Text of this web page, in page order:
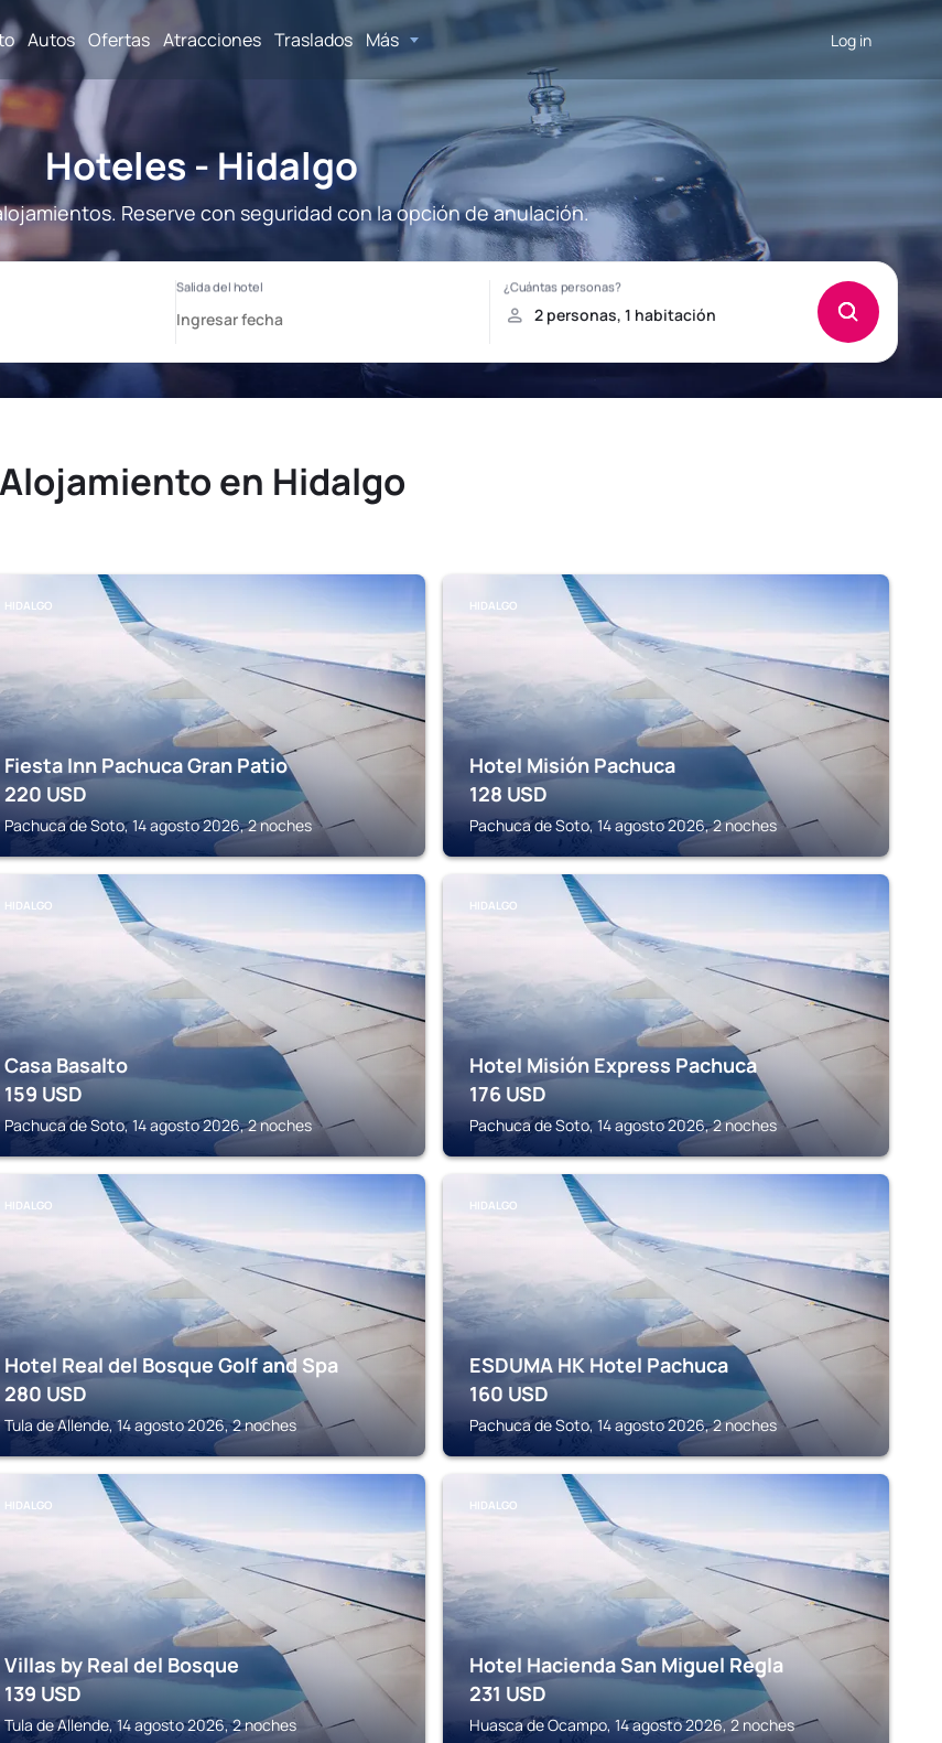
Autos Ofertas Atracciones Traslados Más Log in
Hoteles - Hidalgo
Reserve con seguridad con la opción de anulación.
Alojamiento en Hidalgo
HIDALGO
Fiesta Inn Pachuca Gran Patio
220 USD
Pachuca de Soto, 14 agosto 2026, 2 noches
HIDALGO
Hotel Misión Pachuca
128 USD
Pachuca de Soto, 14 agosto 2026, 2 noches
HIDALGO
Casa Basalto
159 USD
Pachuca de Soto, 14 agosto 2026, 2 noches
HIDALGO
Hotel Misión Express Pachuca
176 USD
Pachuca de Soto, 14 agosto 2026, 2 noches
HIDALGO
Hotel Real del Bosque Golf and Spa
280 USD
Tula de Allende, 14 agosto 2026, 2 noches
HIDALGO
ESDUMA HK Hotel Pachuca
160 USD
Pachuca de Soto, 14 agosto 2026, 2 noches
HIDALGO
Villas by Real del Bosque
139 USD
Tula de Allende, 14 agosto 2026, 2 noches
HIDALGO
Hotel Hacienda San Miguel Regla
231 USD
Huasca de Ocampo, 14 agosto 2026, 2 noches